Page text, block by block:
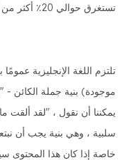
تستغرق حوالي 20٪ أكثر من اللغة الإنجليزية.
موجودة) بنية جملة الكائن -
يمكننا أن نقول ، "لقد ألقت
سلبية ، وهي بنية يجب أن
خاصة إذا كان هذا المحتوى